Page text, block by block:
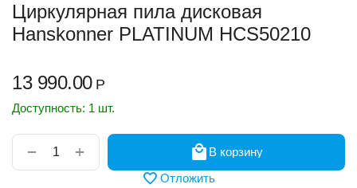
Циркулярная пила дисковая
Hanskonner PLATINUM HCS50210
13 990.00 Р
Доступность: 1 шт.
+
−
В корзину
Отложить